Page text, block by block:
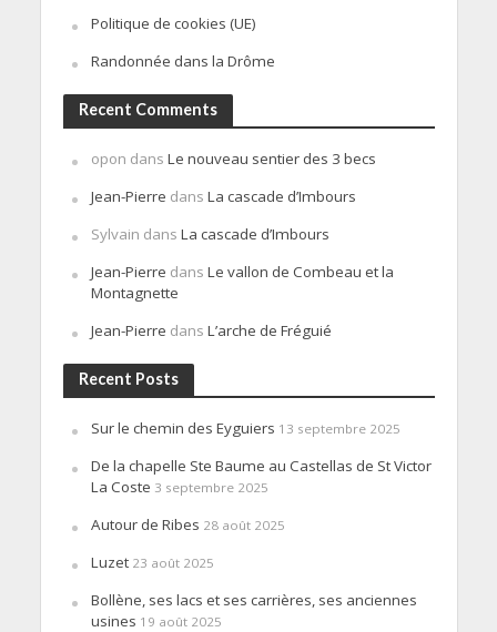
Politique de cookies (UE)
Randonnée dans la Drôme
Recent Comments
opon dans Le nouveau sentier des 3 becs
Jean-Pierre dans La cascade d’Imbours
Sylvain dans La cascade d’Imbours
Jean-Pierre dans Le vallon de Combeau et la
Montagnette
Jean-Pierre dans L’arche de Fréguié
Recent Posts
Sur le chemin des Eyguiers 13 septembre 2025
De la chapelle Ste Baume au Castellas de St Victor
La Coste 3 septembre 2025
Autour de Ribes 28 août 2025
Luzet 23 août 2025
Bollène, ses lacs et ses carrières, ses anciennes
usines 19 août 2025